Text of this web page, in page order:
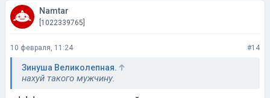
Namtar
[1022339765]
10 февраля, 11:24 #14
Зинуша Великолепная.
нaxуй такого мужчину.